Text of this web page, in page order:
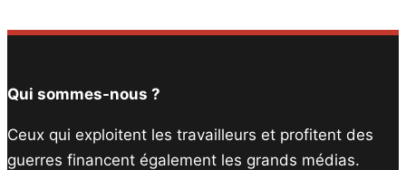
Qui sommes-nous ?
Ceux qui exploitent les travailleurs et profitent des
guerres financent également les grands médias.